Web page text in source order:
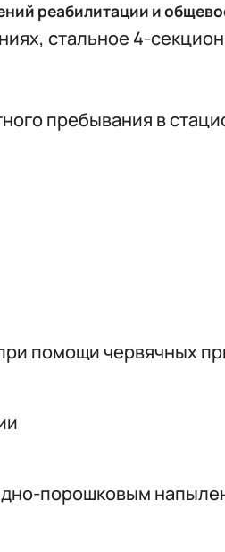
реабилитации и
стальное 4-
пребывания в
помощи червячных
порошковым